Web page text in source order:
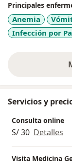
Principales
Anemia
Infección por
Servicios y
Consulta online
S/ 30 Detalles
Visita Medicina